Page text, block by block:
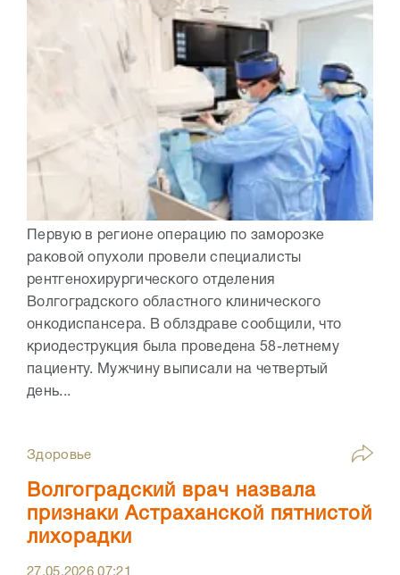
Первую в регионе операцию по заморозке
раковой опухоли провели специалисты
рентгенохирургического отделения
Волгоградского областного клинического
онкодиспансера. В облздраве сообщили, что
криодеструкция была проведена 58-летнему
пациенту. Мужчину выписали на четвертый
день...
Здоровье
Волгоградский врач назвала
признаки Астраханской пятнистой
лихорадки